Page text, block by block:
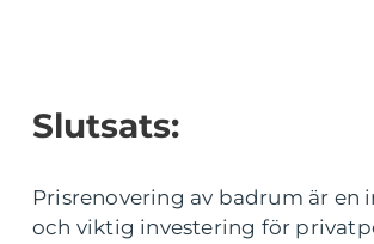
Slutsats:
Prisrenovering av badrum är en
och viktig investering för